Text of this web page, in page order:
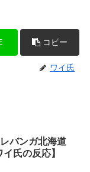
コピー
ワイ氏
バンガ北海道
氏の反応】